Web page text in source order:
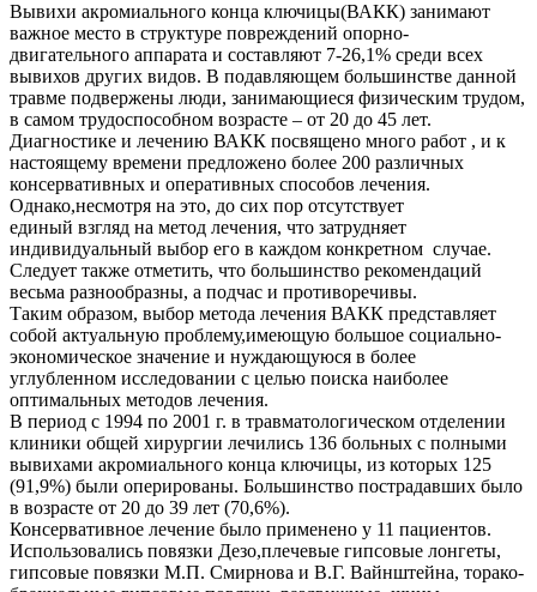
Вывихи акромиального конца ключицы(ВАКК) занимают
важное место в структуре повреждений опорно-
двигательного аппарата и составляют 7-26,1% среди всех
вывихов других видов. В подавляющем большинстве данной
травме подвержены люди, занимающиеся физическим трудом,
в самом трудоспособном возрасте – от 20 до 45 лет.
Диагностике и лечению ВАКК посвящено много работ , и к
настоящему времени предложено более 200 различных
консервативных и оперативных способов лечения.
Однако,несмотря на это, до сих пор отсутствует
единый взгляд на метод лечения, что затрудняет
индивидуальный выбор его в каждом конкретном случае.
Следует также отметить, что большинство рекомендаций
весьма разнообразны, а подчас и противоречивы.
Таким образом, выбор метода лечения ВАКК представляет
собой актуальную проблему,имеющую большое социально-
экономическое значение и нуждающуюся в более
углубленном исследовании с целью поиска наиболее
оптимальных методов лечения.
В период с 1994 по 2001 г. в травматологическом отделении
клиники общей хирургии лечились 136 больных с полными
вывихами акромиального конца ключицы, из которых 125
(91,9%) были оперированы. Большинство пострадавших было
в возрасте от 20 до 39 лет (70,6%).
Консервативное лечение было применено у 11 пациентов.
Использовались повязки Дезо,плечевые гипсовые лонгеты,
гипсовые повязки М.П. Смирнова и В.Г. Вайнштейна, торако-